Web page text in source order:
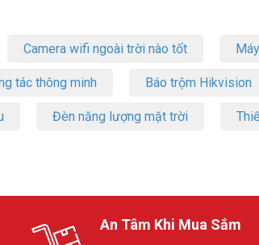
sạc pin. Với những tính năng vượt trội này,
WH62 Mono UC
Camera wifi ngoài trời nào tốt
tác thông minh Báo trộm Hikvision
Đèn năng lượng mặt trời
An Tâm Khi Mua Sắm